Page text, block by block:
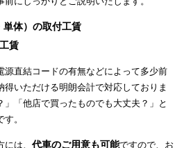
単体）の取付工賃
賃
源直結コードの有無などによって多少前
いただける明朗会計で対応しておりま
「他店で買ったものでも大丈夫？」と
。
は、 代車のご用意も可能ですので、お